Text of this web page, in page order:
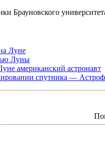
Луне
Луны
американский астронавт
спутника —